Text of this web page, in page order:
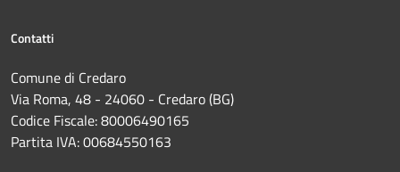
Contatti
Comune di Credaro
Via Roma, 48 - 24060 - Credaro (BG)
Codice Fiscale: 80006490165
Partita IVA: 00684550163